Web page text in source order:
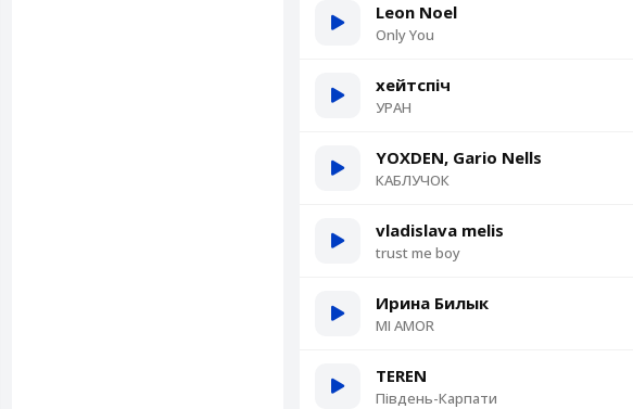
Leon Noel
Only You
хейтспіч
УРАН
YOXDEN, Gario Nells
КАБЛУЧОК
vladislava melis
trust me boy
Ирина Билык
MI AMOR
TEREN
Південь-Карпати